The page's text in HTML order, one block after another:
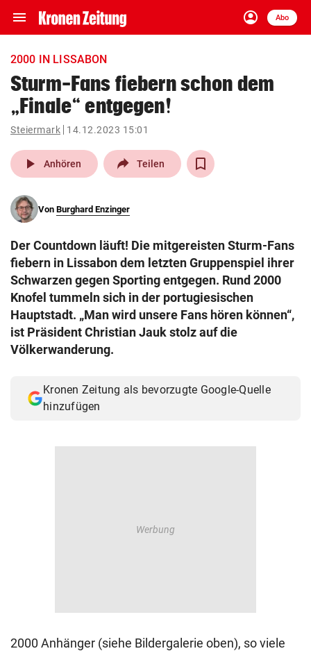
menu Navigation
ein-/ausklappen
account_circle
Anmelden
Abo
close Schließen
account_circle Anmelden
pin_drop
Wien arrow_right
search
eingeben
© Krone Multimedia GmbH & Co KG 2026
Muthgasse 2, 1190 Wien
2000 IN LISSABON
Sturm-Fans fiebern schon dem
„Finale“ entgegen!
Steiermark 14.12.2023 15:01
play_arrow Anhören Teilen
Von Burghard Enzinger
Der Countdown läuft! Die mitgereisten Sturm-Fans
fiebern in Lissabon dem letzten Gruppenspiel ihrer
Schwarzen gegen Sporting entgegen. Rund 2000
Knofel tummeln sich in der portugiesischen
Hauptstadt. „Man wird unsere Fans hören können“,
ist Präsident Christian Jauk stolz auf die
Völkerwanderung.
Kronen Zeitung als bevorzugte Google-Quelle
hinzufügen
2000 Anhänger (siehe Bildergalerie oben), so viele